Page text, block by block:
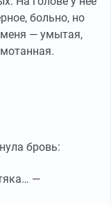
больно, но
— умытая,
бровь:
—